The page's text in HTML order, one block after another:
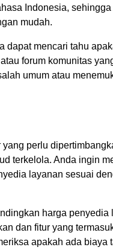
Indonesia,
mudah.
dapat mencari tahu
forum komunitas
umum atau
yang perlu
terkelola. Anda ingin
layanan sesuai
harga
dan fitur yang
apakah ada biaya